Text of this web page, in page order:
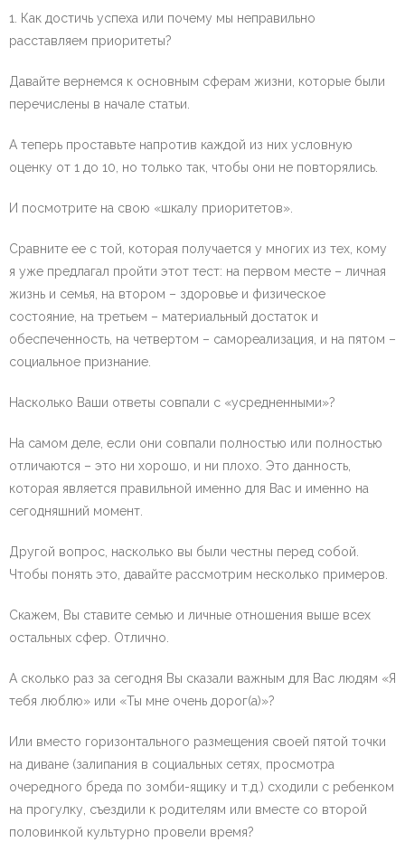
1. Как достичь успеха или почему мы неправильно
расставляем приоритеты?
Давайте вернемся к основным сферам жизни, которые были
перечислены в начале статьи.
А теперь проставьте напротив каждой из них условную
оценку от 1 до 10, но только так, чтобы они не повторялись.
И посмотрите на свою «шкалу приоритетов».
Сравните ее с той, которая получается у многих из тех, кому
я уже предлагал пройти этот тест: на первом месте – личная
жизнь и семья, на втором – здоровье и физическое
состояние, на третьем – материальный достаток и
обеспеченность, на четвертом – самореализация, и на пятом –
социальное признание.
Насколько Ваши ответы совпали с «усредненными»?
На самом деле, если они совпали полностью или полностью
отличаются – это ни хорошо, и ни плохо. Это данность,
которая является правильной именно для Вас и именно на
сегодняшний момент.
Другой вопрос, насколько вы были честны перед собой.
Чтобы понять это, давайте рассмотрим несколько примеров.
Скажем, Вы ставите семью и личные отношения выше всех
остальных сфер. Отлично.
А сколько раз за сегодня Вы сказали важным для Вас людям «Я
тебя люблю» или «Ты мне очень дорог(а)»?
Или вместо горизонтального размещения своей пятой точки
на диване (залипания в социальных сетях, просмотра
очередного бреда по зомби-ящику и т.д.) сходили с ребенком
на прогулку, съездили к родителям или вместе со второй
половинкой культурно провели время?